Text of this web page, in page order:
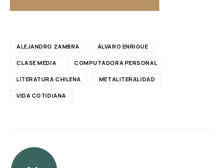
ALEJANDRO ZAMBRA ÁLVARO ENRIGUE
CLASE MEDIA COMPUTADORA PERSONAL
LITERATURA CHILENA METALITERALIDAD
VIDA COTIDIANA